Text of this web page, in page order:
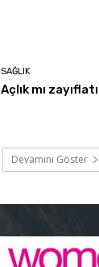
SAĞLIK
Açlık mı
Devamını Göster